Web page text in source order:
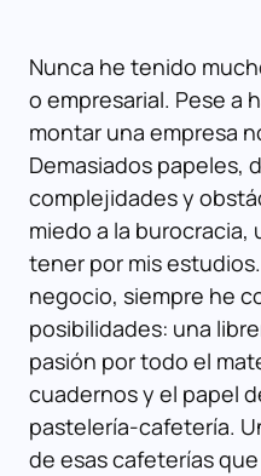
Nunca he tenido
o empresarial. Pese a
montar una empresa
Demasiados papeles,
complejidades y
miedo a la
tener por mis
negocio, siempre he
posibilidades: una
pasión por todo el
cuadernos y el papel
pastelería-cafetería.
de esas cafeterías